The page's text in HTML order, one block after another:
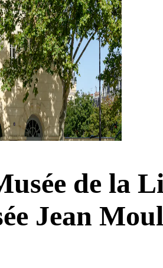
de la
Jean